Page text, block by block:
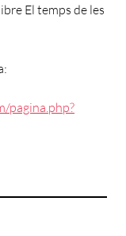
El temps de les
pagina.php?